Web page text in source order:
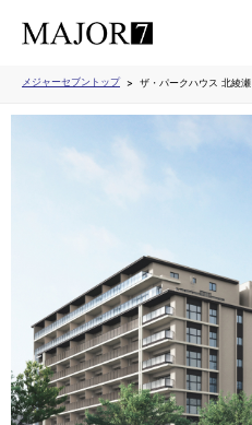
メジャーセブントップ ザ・パークハウス 北綾瀬